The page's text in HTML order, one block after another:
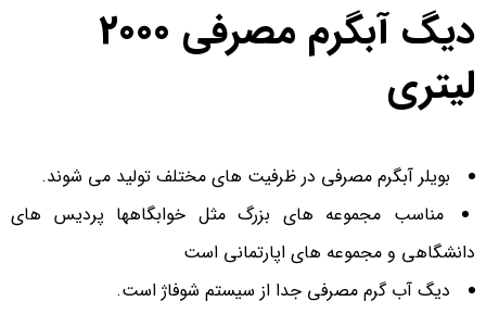
دیگ آبگرم مصرفی 2000
لیتری
بویلر آبگرم مصرفی در ظرفیت های مختلف تولید می شوند.
مناسب مجموعه های بزرگ مثل خوابگاهها پردیس های
دانشگاهی و مجموعه های اپارتمانی است
دیگ آب گرم مصرفی جدا از سیستم شوفاژ است.